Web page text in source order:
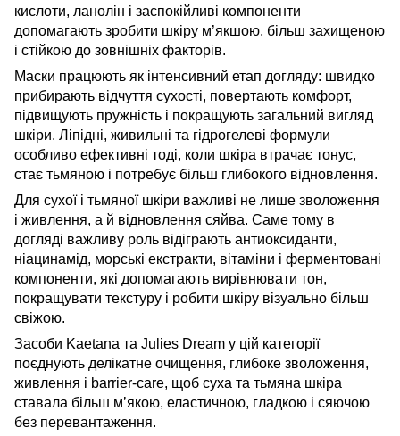
кислоти, ланолін і заспокійливі компоненти
допомагають зробити шкіру м’якшою, більш захищеною
і стійкою до зовнішніх факторів.
Маски працюють як інтенсивний етап догляду: швидко
прибирають відчуття сухості, повертають комфорт,
підвищують пружність і покращують загальний вигляд
шкіри. Ліпідні, живильні та гідрогелеві формули
особливо ефективні тоді, коли шкіра втрачає тонус,
стає тьмяною і потребує більш глибокого відновлення.
Для сухої і тьмяної шкіри важливі не лише зволоження
і живлення, а й відновлення сяйва. Саме тому в
догляді важливу роль відіграють антиоксиданти,
ніацинамід, морські екстракти, вітаміни і ферментовані
компоненти, які допомагають вирівнювати тон,
покращувати текстуру і робити шкіру візуально більш
свіжою.
Засоби Kaetana та Julies Dream у цій категорії
поєднують делікатне очищення, глибоке зволоження,
живлення і barrier-care, щоб суха та тьмяна шкіра
ставала більш м’якою, еластичною, гладкою і сяючою
без перевантаження.